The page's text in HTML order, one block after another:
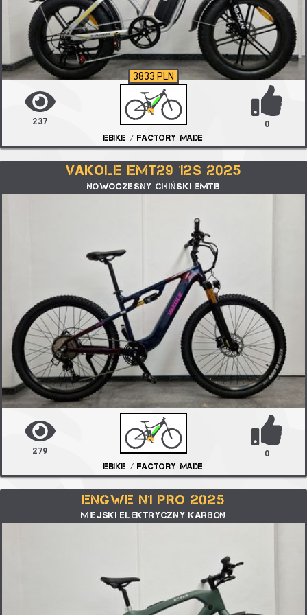
237
EBIKE / FACTORY MADE
0
3833 PLN
VAKOLE EMT29 12S 2025
NOWOCZESNY CHIŃSKI EMTB
279
EBIKE / FACTORY MADE
0
ENGWE N1 PRO 2025
MIEJSKI ELEKTRYCZNY KARBON